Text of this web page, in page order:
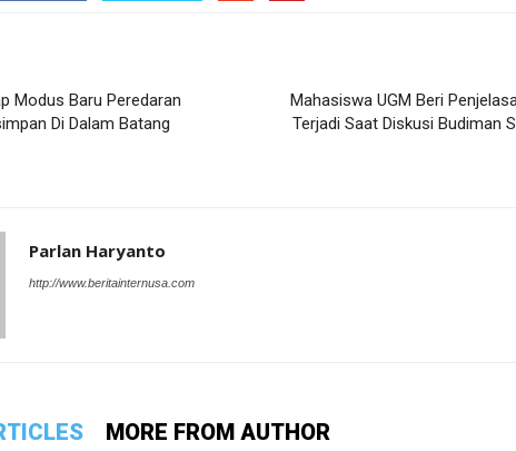
Modus Baru Peredaran
Di Dalam Batang
Mahasiswa UGM Beri
Terjadi Saat Diskusi Budiman
Parlan Haryanto
http://www.beritainternusa.com
MORE FROM AUTHOR